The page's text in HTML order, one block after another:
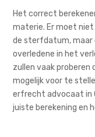
Het correct
materie. Er moet niet
de sterfdatum, maar
overledene in het
zullen vaak proberen
mogelijk voor te
erfrecht advocaat in
juiste berekening en